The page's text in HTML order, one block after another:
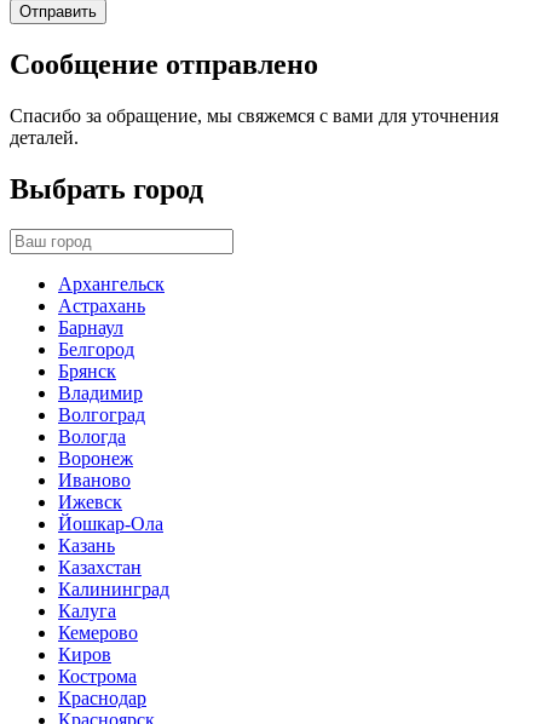
Отправить
Сообщение отправлено
Спасибо за обращение, мы свяжемся с вами для уточнения
деталей.
Выбрать город
Архангельск
Астрахань
Барнаул
Белгород
Брянск
Владимир
Волгоград
Вологда
Воронеж
Иваново
Ижевск
Йошкар-Ола
Казань
Казахстан
Калининград
Калуга
Кемерово
Киров
Кострома
Краснодар